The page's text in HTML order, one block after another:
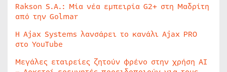
Rakson S.A.: Μία νέα εμπειρία G2+ στη Μαδρίτη
από την Golmar
Η Ajax Systems λανσάρει το κανάλι Ajax PRO
στο YouTube
Μεγάλες εταιρείες ζητούν φρένο στην χρήση AI